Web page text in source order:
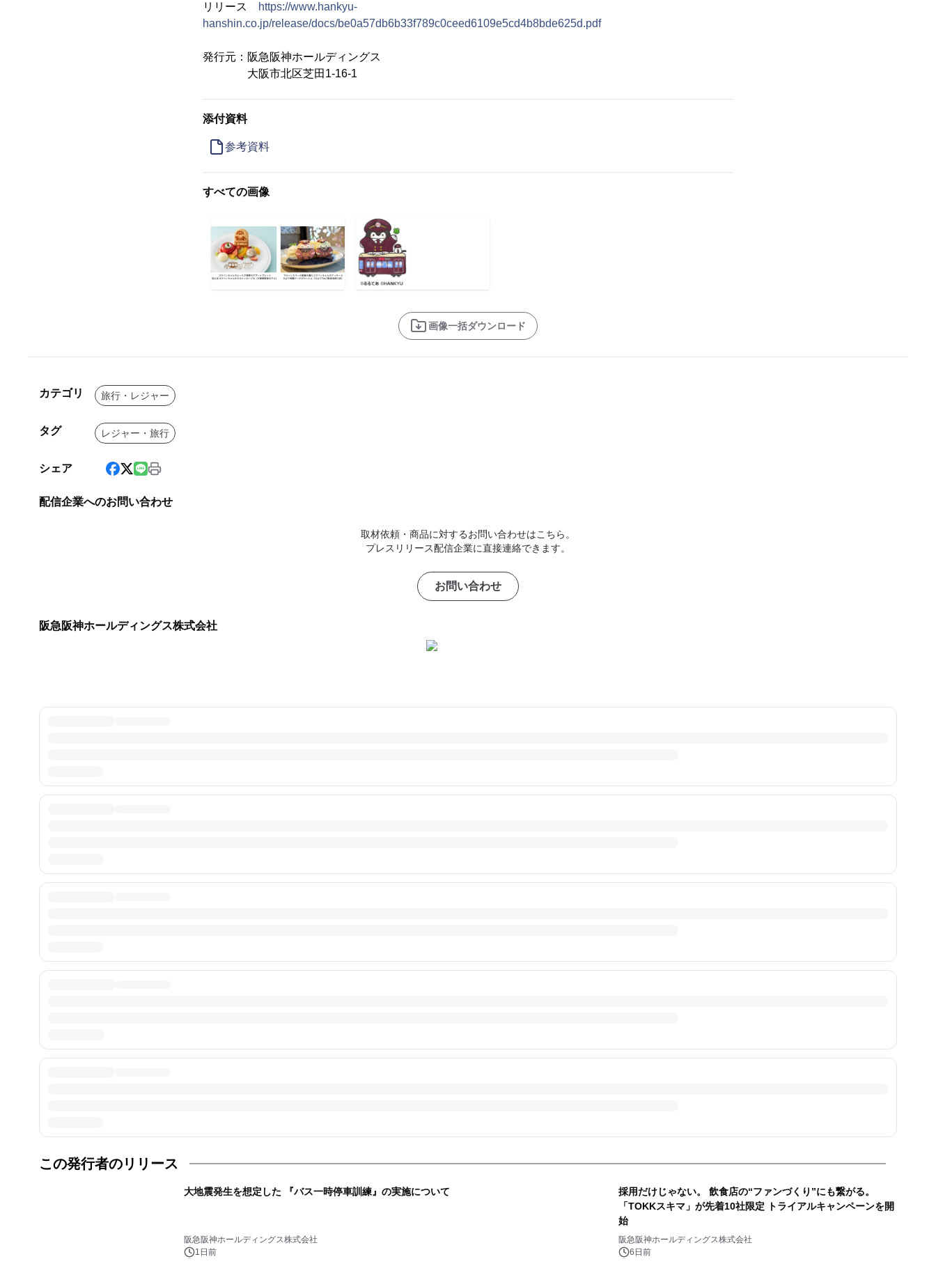
リリース
https://www.hankyu-
hanshin.co.jp/release/docs/be0a57db6b33f789c0ceed6109e5cd4b8bde625d.pdf
発行元：阪急阪神ホールディングス
大阪市北区芝田1-16-1
添付資料
参考資料
すべての画像
画像一括ダウンロード
カテゴリ 旅行・レジャー
タグ レジャー・旅行
シェア
配信企業へのお問い合わせ
取材依頼・商品に対するお問い合わせはこちら。
プレスリリース配信企業に直接連絡できます。
お問い合わせ
阪急阪神ホールディングス株式会社
この発行者のリリース
大地震発生を想定した 『バス一時停車訓練』の実施について
阪急阪神ホールディングス株式会社
1日前
採用だけじゃない。 飲食店の“ファンづくり”にも繋がる。
「TOKKスキマ」が先着10社限定 トライアルキャンペーンを開
始
阪急阪神ホールディングス株式会社
6日前